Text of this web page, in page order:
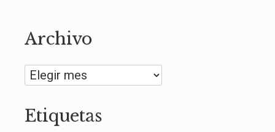
Archivo
Archivo
Etiquetas